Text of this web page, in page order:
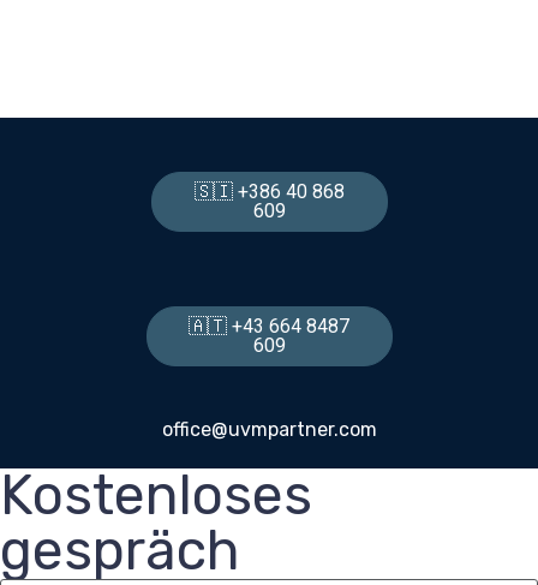
🇸🇮 +386 40 868
609
🇦🇹 +43 664 8487
609
office@uvmpartner.com
Kostenloses
gespräch